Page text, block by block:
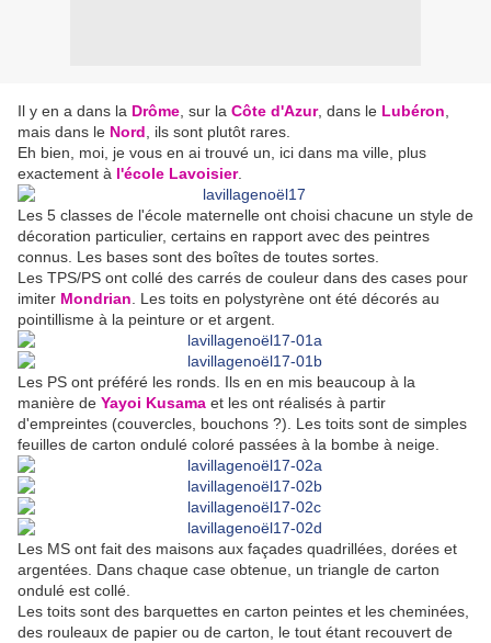
Il y en a dans la Drôme , sur la Côte d'Azur, dans le Lubéron
mais dans le Nord , ils sont plutôt rares.
Eh bien, moi, je vous en ai trouvé un, ici dans ma ville, plus
exactement à l'école Lavoisier.
Les 5 classes de l'école maternelle ont choisi chacune un style de
décoration particulier, certains en rapport avec des peintres
connus. Les bases sont des boîtes de toutes sortes.
Les TPS/PS ont collé des carrés de couleur dans des cases pour
imiter Mondrian . Les toits en polystyrène ont été décorés au
pointillisme à la peinture or et argent.
Les PS ont préféré les ronds. Ils en en mis beaucoup à la
manière de Yayoi Kusama et les ont réalisés à partir
d'empreintes (couvercles, bouchons ?). Les toits sont de simples
feuilles de carton ondulé coloré passées à la bombe à neige.
Les MS ont fait des maisons aux façades quadrillées, dorées et
argentées. Dans chaque case obtenue, un triangle de carton
ondulé est collé.
Les toits sont des barquettes en carton peintes et les cheminées,
des rouleaux de papier ou de carton, le tout étant recouvert de